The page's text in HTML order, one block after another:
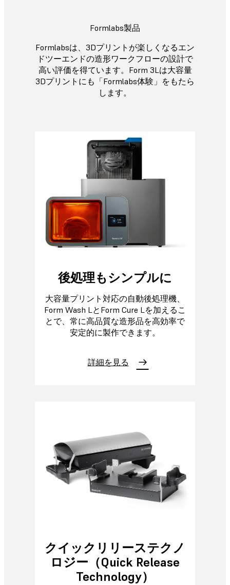
Formlabs製品
Formlabsは、3Dプリントが楽しくなるエン
ドツーエンドの造形ワークフローの設計で
高い評価を得ています。Form 3Lは大容量
3Dプリントにも「Formlabs体験」をもたら
します。
後処理もシンプルに
大容量プリント対応の自動後処理機、
Form Wash LとForm Cure Lを加えるこ
とで、常に高品質な造形品を高効率で
安定的に製作できます。
詳細を見る
クイックリリーステクノ
ロジー（Quick Release
Technology）